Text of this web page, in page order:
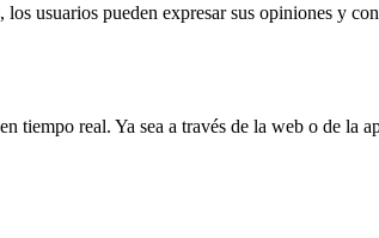
usuarios pueden expresar sus opiniones y
tiempo real. Ya sea a través de la web o de la